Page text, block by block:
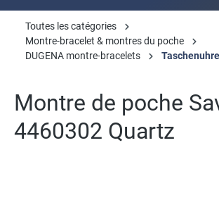
Toutes les catégories
Montre-bracelet & montres du poche
DUGENA montre-bracelets
Montre de poche
4460302 Quartz